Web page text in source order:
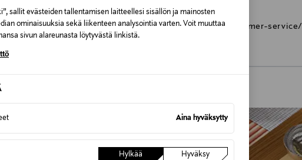
sallit evästeiden tallentamisen laitteellesi sisällön ja mainosten
ominaisuuksia sekä liikenteen analysointia varten. Voit muuttaa
sivun alareunasta löytyvästä linkistä.
Aina hyväksytty
Hylkää Hyväksy
Fabriksvej 4, DK-6870 Ølgod, Denmark
https://www.boconcept.com/en-us/customer-service/
6,90 €
6,90 €